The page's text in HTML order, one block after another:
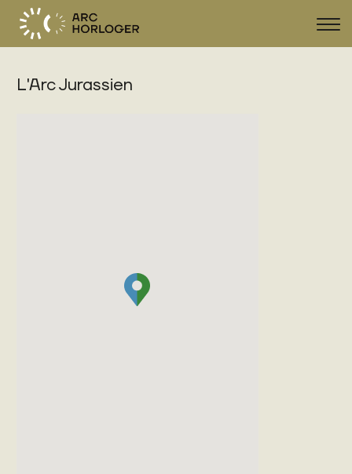
la
L'Arc Jurassien